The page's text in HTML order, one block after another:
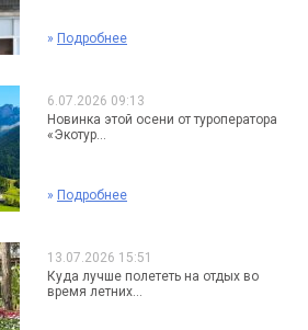
» Подробнее
6.07.2026 09:13
Новинка этой осени от туроператора
«Экотур...
» Подробнее
13.07.2026 15:51
Куда лучше полететь на отдых во
время летних...